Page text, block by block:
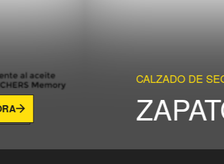
CALZADO DE SEGURIDAD
ZAPATO